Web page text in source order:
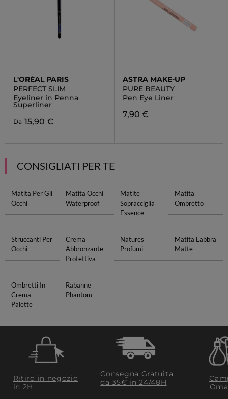
L'ORÉAL PARIS
PERFECT SLIM
Eyeliner in Penna
Superliner
Da 15,90 €
ASTRA MAKE-UP
PURE BEAUTY
Pen Eye Liner
7,90 €
CONSIGLIATI PER TE
Matita Per Gli
Occhi
Matita Occhi
Waterproof
Matite
Sopracciglia
Essence
Matita
Ombretto
Struccanti Per
Occhi
Crema
Abbronzante
Protettiva
Natures
Profumi
Matita Labbra
Matte
Ombretti In
Crema
Palette
Rabanne
Phantom
Ritiro in negozio
in 2H
Consegna Gratuita
da 35€​ in 24/48H